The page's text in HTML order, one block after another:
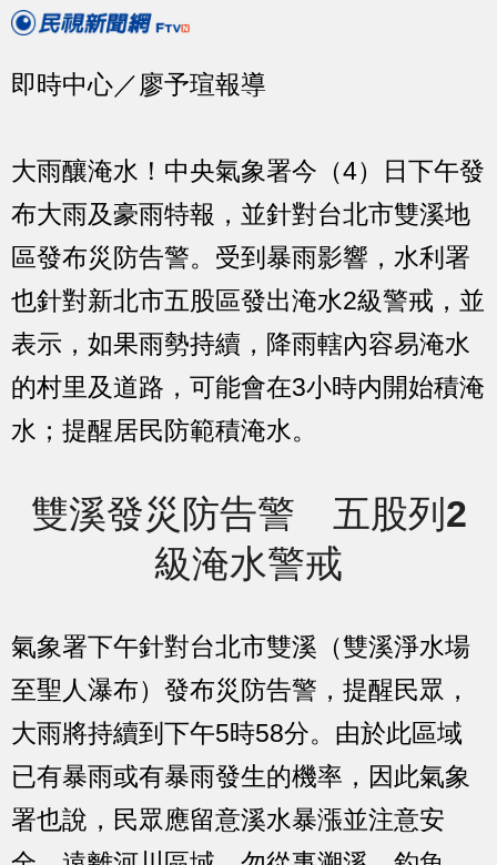
即時中心／廖予瑄報導
大雨釀淹水！中央氣象署今（4）日下午發
布大雨及豪雨特報，並針對台北市雙溪地
區發布災防告警。受到暴雨影響，水利署
也針對新北市五股區發出淹水2級警戒，並
表示，如果雨勢持續，降雨轄內容易淹水
的村里及道路，可能會在3小時内開始積淹
水；提醒居民防範積淹水。
雙溪發災防告警 五股列2
級淹水警戒
氣象署下午針對台北市雙溪（雙溪淨水場
至聖人瀑布）發布災防告警，提醒民眾，
大雨將持續到下午5時58分。由於此區域
已有暴雨或有暴雨發生的機率，因此氣象
署也說，民眾應留意溪水暴漲並注意安